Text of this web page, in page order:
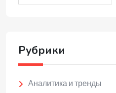
Рубрики
Аналитика и тренды